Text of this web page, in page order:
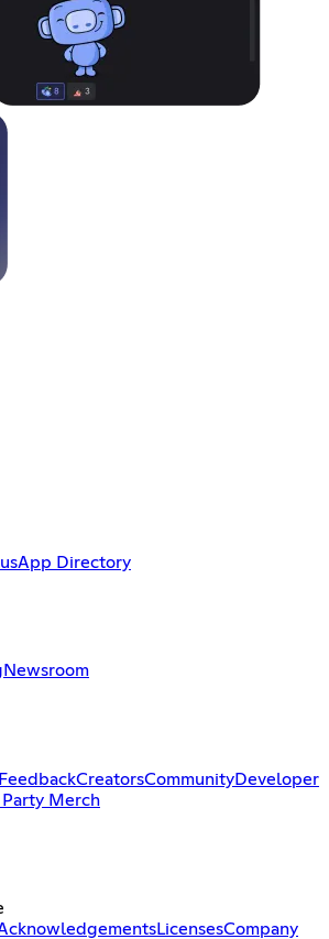
App Directory
Newsroom
FeedbackCreatorsCommunityDeveloper
Merch
LicensesCompany